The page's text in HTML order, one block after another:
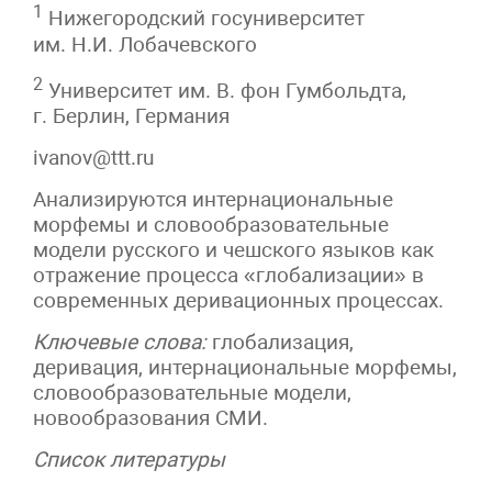
1 Нижегородский госуниверситет
им. Н.И. Лобачевского
2 Университет им. В. фон Гумбольдта,
г. Берлин, Германия
ivanov@ttt.ru
Анализируются интернациональные
морфемы и словообразовательные
модели русского и чешского языков как
отражение процесса «глобализации» в
современных деривационных процессах.
Ключевые слова: глобализация,
деривация, интернациональные морфемы,
словообразовательные модели,
новообразования СМИ.
Список литературы